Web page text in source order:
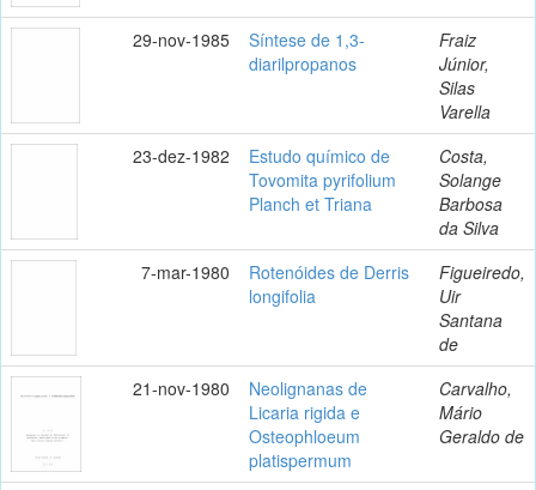
29-nov-1985
Síntese de 1,3-
diarilpropanos
Fraiz
Júnior,
Silas
Varella
23-dez-1982
Estudo químico de
Tovomita pyrifolium
Planch et Triana
Costa,
Solange
Barbosa
da Silva
7-mar-1980
Rotenóides de Derris
longifolia
Figueiredo,
Uir
Santana
de
21-nov-1980
Neolignanas de
Licaria rigida e
Osteophloeum
platispermum
Carvalho,
Mário
Geraldo de